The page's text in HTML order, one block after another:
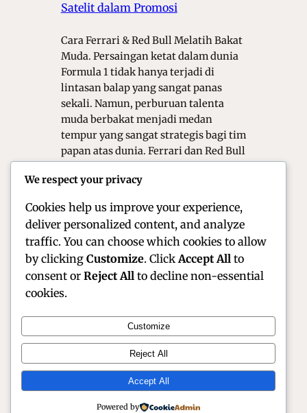
Satelit dalam Promosi
Cara Ferrari & Red Bull Melatih Bakat
Muda. Persaingan ketat dalam dunia
Formula 1 tidak hanya terjadi di
lintasan balap yang sangat panas
sekali. Namun, perburuan talenta
muda berbakat menjadi medan
tempur yang sangat strategis bagi tim
papan atas dunia. Ferrari dan Red Bull
investasi pada pengemudi muda
Official Site of Christian Montanari | Racer &
Motorsport Profile
We respect your privacy
Cookies help us improve your experience,
deliver personalized content, and analyze
traffic. You can choose which cookies to allow
by clicking Customize. Click Accept All to
consent or Reject All to decline non-essential
cookies.
Customize
Reject All
Accept All
Powered by